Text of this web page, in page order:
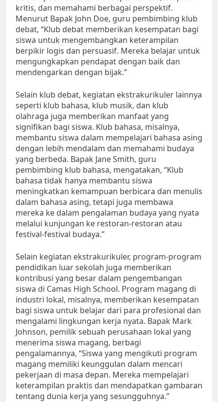
kritis, dan memahami berbagai perspektif.
Menurut Bapak John Doe, guru pembimbing klub
debat, “Klub debat memberikan kesempatan bagi
siswa untuk mengembangkan keterampilan
berpikir logis dan persuasif. Mereka belajar untuk
mengungkapkan pendapat dengan baik dan
mendengarkan dengan bijak.”
Selain klub debat, kegiatan ekstrakurikuler lainnya
seperti klub bahasa, klub musik, dan klub
olahraga juga memberikan manfaat yang
signifikan bagi siswa. Klub bahasa, misalnya,
membantu siswa dalam mempelajari bahasa asing
dengan lebih mendalam dan memahami budaya
yang berbeda. Bapak Jane Smith, guru
pembimbing klub bahasa, mengatakan, “Klub
bahasa tidak hanya membantu siswa
meningkatkan kemampuan berbicara dan menulis
dalam bahasa asing, tetapi juga membawa
mereka ke dalam pengalaman budaya yang nyata
melalui kunjungan ke restoran-restoran atau
festival-festival budaya.”
Selain kegiatan ekstrakurikuler, program-program
pendidikan luar sekolah juga memberikan
kontribusi yang besar dalam pengembangan
siswa di Camas High School. Program magang di
industri lokal, misalnya, memberikan kesempatan
bagi siswa untuk belajar dari para profesional dan
mengalami lingkungan kerja nyata. Bapak Mark
Johnson, pemilik sebuah perusahaan lokal yang
menerima siswa magang, berbagi
pengalamannya, “Siswa yang mengikuti program
magang memiliki keunggulan dalam mencari
pekerjaan di masa depan. Mereka mempelajari
keterampilan praktis dan mendapatkan gambaran
tentang dunia kerja yang sesungguhnya.”